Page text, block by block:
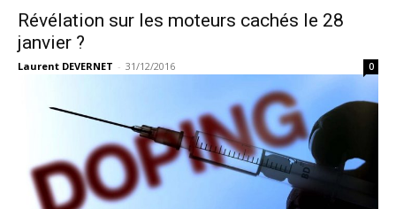
Révélation sur les moteurs cachés le 28
janvier ?
Laurent DEVERNET - 31/12/2016 0